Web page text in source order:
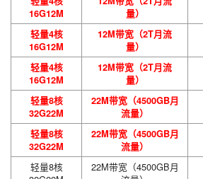
16G12M
量）
轻量4核
16G12M
12M带宽（2T月流
量）
轻量4核
16G12M
12M带宽（2T月流
量）
轻量8核
32G22M
22M带宽（4500GB月
流量）
轻量8核
32G22M
22M带宽（4500GB月
流量）
轻量8核
22M带宽（4500GB月